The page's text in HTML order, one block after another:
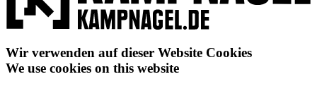
Wir verwenden auf dieser Website Cookies
We use cookies on this website